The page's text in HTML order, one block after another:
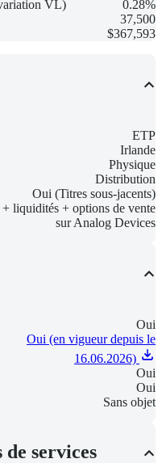
VL)
0.28%
37,500
$367,593
ETP
Irlande
Physique
Distribution
Oui (Titres sous-jacents)
liquidités + options de vente
sur Analog Devices
Oui
Oui (en vigueur depuis le
16.06.2026)
Oui
Oui
Sans objet
services